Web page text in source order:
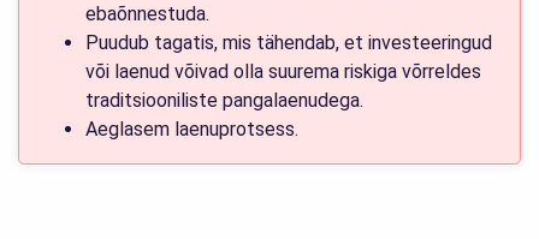
ebaõnnestuda.
Puudub tagatis, mis tähendab, et investeeringud
või laenud võivad olla suurema riskiga võrreldes
traditsiooniliste pangalaenudega.
Aeglasem laenuprotsess.